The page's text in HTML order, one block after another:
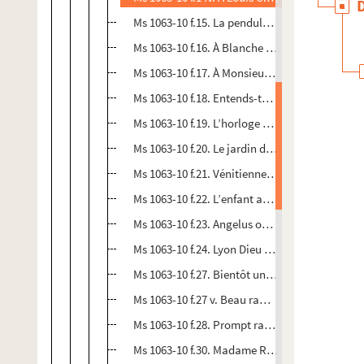
Ms 1063-10 f.15. La pendule de ma mère.
Ms 1063-10 f.16. À Blanche Lepeytre. Enfant
Ms 1063-10 f.17. À Monsieur Alibert. Que font
Ms 1063-10 f.18. Entends-tu l’orage que
Ms 1063-10 f.19. L’horloge arrêtée. Horloge
Ms 1063-10 f.20. Le jardin du pauvre. Dieu
Ms 1063-10 f.21. Vénitienne. J’aime Nita la
Ms 1063-10 f.22. L’enfant amateur
Ms 1063-10 f.23. Angelus ou Baptème.
Ms 1063-10 f.24. Lyon Dieu vous garde,
Ms 1063-10 f.27. Bientôt une nouvelle
Ms 1063-10 f.27 v. Beau ramier, fleur du toit,
Ms 1063-10 f.28. Prompt ramier, fleur des
Ms 1063-10 f.30. Madame Récamier,